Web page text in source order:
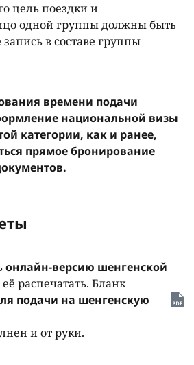
цель поездки и
одной группы должны быть
в составе группы
времени подачи
национальной визы
категории, как и ранее,
прямое бронирование
онлайн-версию шенгенской
распечатать. Бланк
подачи на шенгенскую
и от руки.